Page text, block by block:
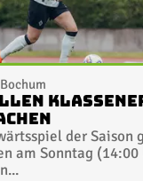
der Saison
am Sonntag